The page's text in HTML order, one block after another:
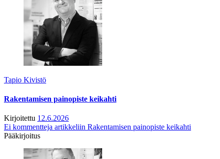
Tapio Kivistö
Rakentamisen painopiste keikahti
Kirjoitettu 12.6.2026
Ei kommentteja artikkeliin Rakentamisen painopiste keikahti
Pääkirjoitus